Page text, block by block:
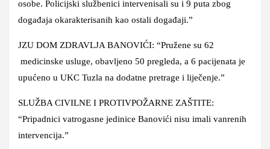
osobe. Policijski službenici intervenisali su i 9 puta zbog
događaja okarakterisanih kao ostali događaji.”
JZU DOM ZDRAVLJA BANOVIĆI: “Pružene su 62
medicinske usluge, obavljeno 50 pregleda, a 6 pacijenata je
upućeno u UKC Tuzla na dodatne pretrage i liječenje.”
SLUŽBA CIVILNE I PROTIVPOŽARNE ZAŠTITE:
“Pripadnici vatrogasne jedinice Banovići nisu imali vanrenih
intervencija.”